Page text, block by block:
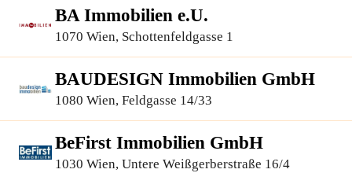
BA Immobilien e.U.
1070 Wien, Schottenfeldgasse 1
BAUDESIGN Immobilien GmbH
1080 Wien, Feldgasse 14/33
BeFirst Immobilien GmbH
1030 Wien, Untere Weißgerberstraße 16/4